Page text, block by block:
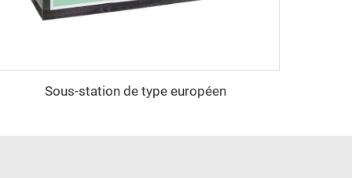
Sous-station de type européen